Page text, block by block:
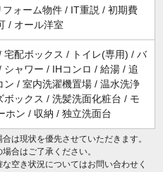
フォーム物件 / IT重説 / 初期費
/ オール洋室
宅配ボックス / トイレ(専用) / バ
シャワー / IHコンロ / 給湯 / 追
ン / 室内洗濯機置場 / 温水洗浄
ボックス / 洗髪洗面化粧台 / モ
ホン / 収納 / 独立洗面台
は現状を優先させていただきます。
合はご了承ください。
空き状況についてはお問い合わせく